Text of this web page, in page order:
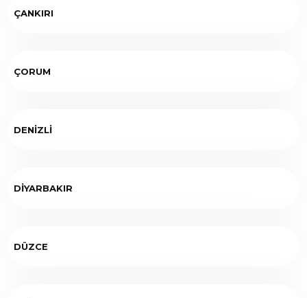
ÇANKIRI
ÇORUM
DENİZLİ
DİYARBAKIR
DÜZCE